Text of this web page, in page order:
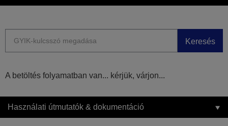
Keresés
A betöltés folyamatban van... kérjük, várjon...
Használati útmutatók & dokumentáció